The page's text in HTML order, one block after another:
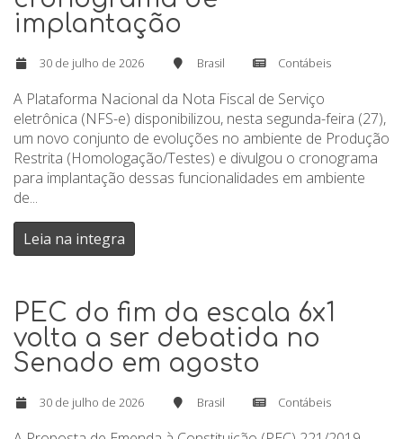
implantação
30 de julho de 2026 Brasil Contábeis
A Plataforma Nacional da Nota Fiscal de Serviço
eletrônica (NFS-e) disponibilizou, nesta segunda-feira (27),
um novo conjunto de evoluções no ambiente de Produção
Restrita (Homologação/Testes) e divulgou o cronograma
para implantação dessas funcionalidades em ambiente
de...
Leia na integra
PEC do fim da escala 6x1
volta a ser debatida no
Senado em agosto
30 de julho de 2026 Brasil Contábeis